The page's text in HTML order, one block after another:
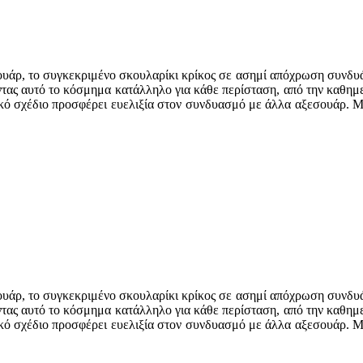
το συγκεκριμένο σκουλαρίκι κρίκος σε ασημί απόχρωση
αυτό το κόσμημα κατάλληλο για κάθε περίσταση, από την
σχέδιο προσφέρει ευελιξία στον συνδυασμό με άλλα
το συγκεκριμένο σκουλαρίκι κρίκος σε ασημί απόχρωση
αυτό το κόσμημα κατάλληλο για κάθε περίσταση, από την
σχέδιο προσφέρει ευελιξία στον συνδυασμό με άλλα